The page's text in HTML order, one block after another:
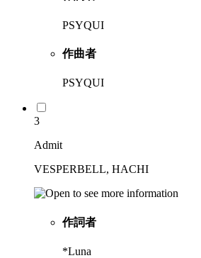
PSYQUI
作曲者
PSYQUI
3
Admit
VESPERBELL, HACHI
作詞者
*Luna